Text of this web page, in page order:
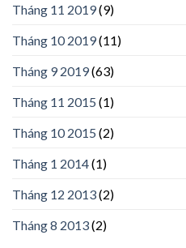
Tháng 11 2019(9)
Tháng 10 2019(11)
Tháng 9 2019(63)
Tháng 11 2015 (1)
Tháng 10 2015 (2)
Tháng 1 2014(1)
Tháng 12 2013(2)
Tháng 8 2013(2)